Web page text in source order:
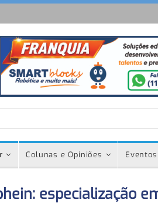
Colunas e Opiniões Eventos
especialização